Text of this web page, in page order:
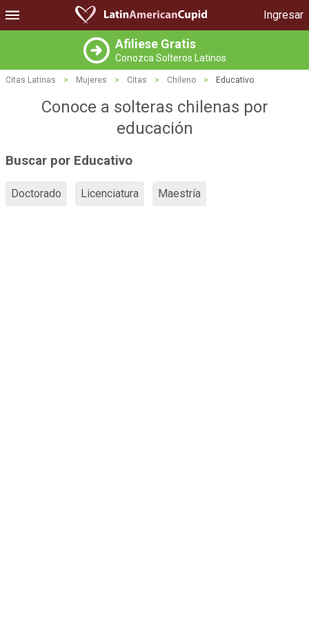
Ingresar
Afiliese Gratis
Conozca Solteros Latinos
Citas Latinas > Mujeres > Citas > Chileno > Educativo
Conoce a solteras chilenas por
educación
Buscar por Educativo
Doctorado Licenciatura Maestría